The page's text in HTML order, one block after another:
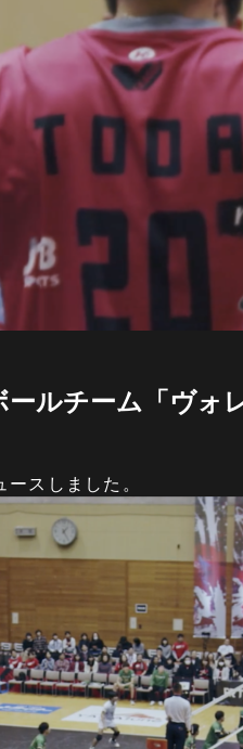
ルチーム「ヴォ
スしました。